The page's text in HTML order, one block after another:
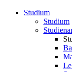
Studium
Studium